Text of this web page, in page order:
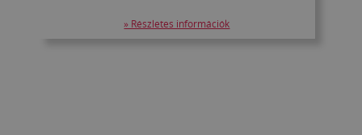
» Részletes információk